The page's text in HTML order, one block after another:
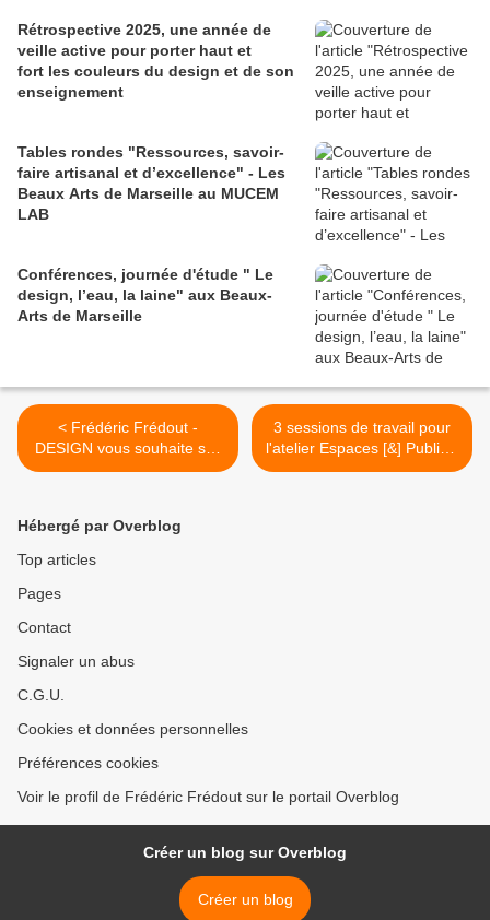
Rétrospective 2025, une année de
veille active pour porter haut et
fort les couleurs du design et de son
enseignement
Tables rondes "Ressources, savoir-
faire artisanal et d’excellence" - Les
Beaux Arts de Marseille au MUCEM
LAB
Conférences, journée d'étude " Le
design, l’eau, la laine" aux Beaux-
Arts de Marseille
< Frédéric Frédout -
DESIGN vous souhaite ses
Meilleurs Voeux pour 2020
3 sessions de travail pour
l'atelier Espaces [&] Publics,
de l'ESADMM et le rendu
Hébergé par Overblog
Top articles
Pages
Contact
Signaler un abus
C.G.U.
Cookies et données personnelles
Préférences cookies
Voir le profil de Frédéric Frédout sur le portail Overblog
Créer un blog sur Overblog
Créer un blog